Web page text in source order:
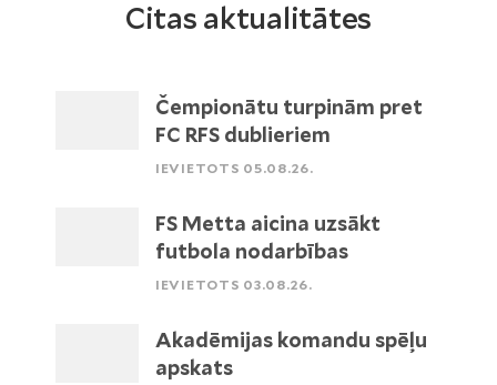
Citas aktualitātes
Čempionātu turpinām pret
FC RFS dublieriem
IEVIETOTS 05.08.26.
FS Metta aicina uzsākt
futbola nodarbības
IEVIETOTS 03.08.26.
Akadēmijas komandu spēļu
apskats